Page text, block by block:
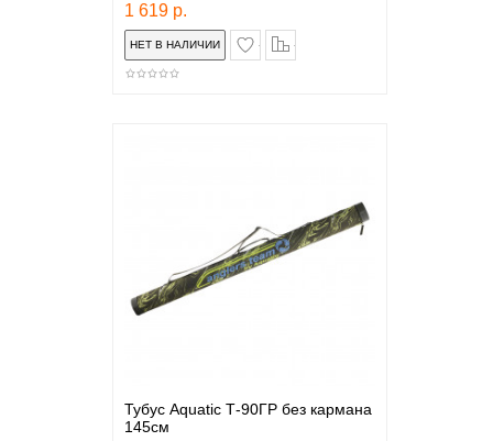
1 619 р.
в закладки
Тубус Aquatic Т-90ГР без кармана
145см